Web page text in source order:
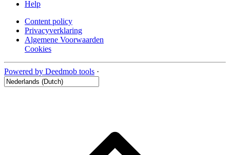
Help
Content policy
Privacyverklaring
Algemene Voorwaarden
Cookies
Powered by Deedmob tools ·